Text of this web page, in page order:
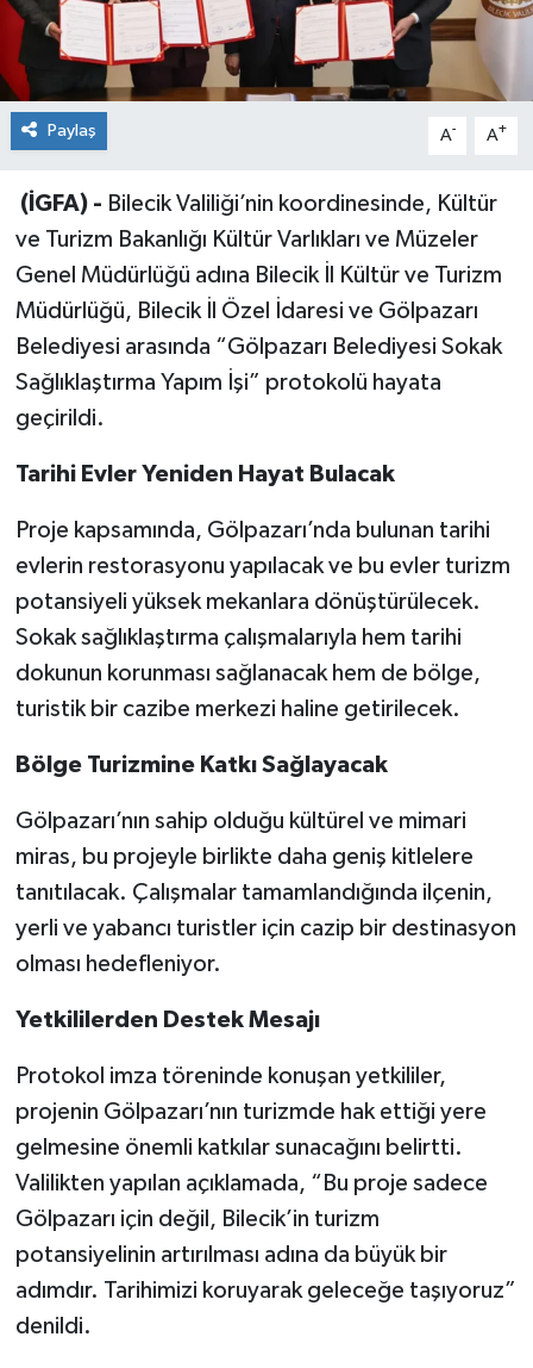
Paylaş A- A+
(İGFA) - Bilecik Valiliği’nin koordinesinde, Kültür
ve Turizm Bakanlığı Kültür Varlıkları ve Müzeler
Genel Müdürlüğü adına Bilecik İl Kültür ve Turizm
Müdürlüğü, Bilecik İl Özel İdaresi ve Gölpazarı
Belediyesi arasında “Gölpazarı Belediyesi Sokak
Sağlıklaştırma Yapım İşi” protokolü hayata
geçirildi.
Tarihi Evler Yeniden Hayat Bulacak
Proje kapsamında, Gölpazarı’nda bulunan tarihi
evlerin restorasyonu yapılacak ve bu evler turizm
potansiyeli yüksek mekanlara dönüştürülecek.
Sokak sağlıklaştırma çalışmalarıyla hem tarihi
dokunun korunması sağlanacak hem de bölge,
turistik bir cazibe merkezi haline getirilecek.
Bölge Turizmine Katkı Sağlayacak
Gölpazarı’nın sahip olduğu kültürel ve mimari
miras, bu projeyle birlikte daha geniş kitlelere
tanıtılacak. Çalışmalar tamamlandığında ilçenin,
yerli ve yabancı turistler için cazip bir destinasyon
olması hedefleniyor.
Yetkililerden Destek Mesajı
Protokol imza töreninde konuşan yetkililer,
projenin Gölpazarı’nın turizmde hak ettiği yere
gelmesine önemli katkılar sunacağını belirtti.
Valilikten yapılan açıklamada, “Bu proje sadece
Gölpazarı için değil, Bilecik’in turizm
potansiyelinin artırılması adına da büyük bir
adımdır. Tarihimizi koruyarak geleceğe taşıyoruz”
denildi.